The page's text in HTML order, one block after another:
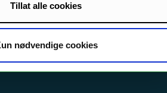
Tillat alle cookies
nødvendige cookies
og personvern